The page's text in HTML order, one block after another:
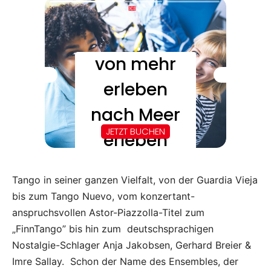
Tango in seiner ganzen Vielfalt, von der Guardia Vieja
bis zum Tango Nuevo, vom konzertant-
anspruchsvollen Astor-Piazzolla-Titel zum
„FinnTango” bis hin zum deutschsprachigen
Nostalgie-Schlager Anja Jakobsen, Gerhard Breier &
Imre Sallay. Schon der Name des Ensembles, der